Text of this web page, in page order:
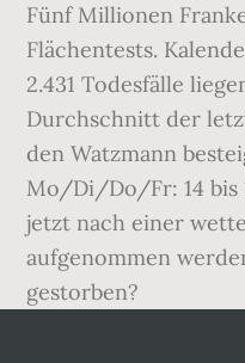
Fünf Millionen
Flächentests.
2.431 Todesfälle
Durchschnitt der
den Watzmann
Mo/Di/Do/Fr: 14 bis
jetzt nach einer
aufgenommen
gestorben?